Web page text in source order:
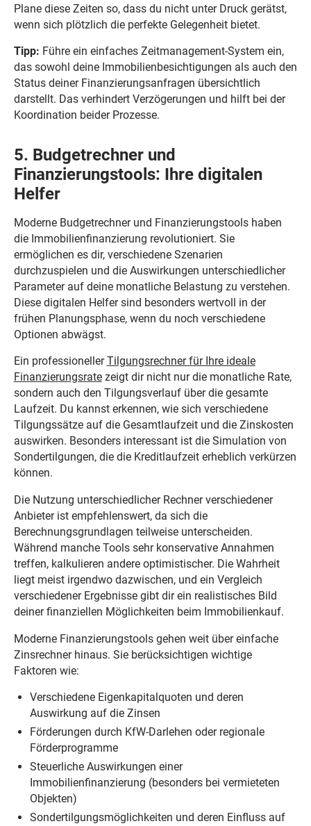
Plane diese Zeiten so, dass du nicht unter Druck gerätst,
wenn sich plötzlich die perfekte Gelegenheit bietet.
Tipp: Führe ein einfaches Zeitmanagement-System ein,
das sowohl deine Immobilienbesichtigungen als auch den
Status deiner Finanzierungsanfragen übersichtlich
darstellt. Das verhindert Verzögerungen und hilft bei der
Koordination beider Prozesse.
5. Budgetrechner und
Finanzierungstools: Ihre digitalen
Helfer
Moderne Budgetrechner und Finanzierungstools haben
die Immobilienfinanzierung revolutioniert. Sie
ermöglichen es dir, verschiedene Szenarien
durchzuspielen und die Auswirkungen unterschiedlicher
Parameter auf deine monatliche Belastung zu verstehen.
Diese digitalen Helfer sind besonders wertvoll in der
frühen Planungsphase, wenn du noch verschiedene
Optionen abwägst.
Ein professionellerTilgungsrechner für Ihre ideale
Finanzierungsratezeigt dir nicht nur die monatliche Rate,
sondern auch den Tilgungsverlauf über die gesamte
Laufzeit. Du kannst erkennen, wie sich verschiedene
Tilgungssätze auf die Gesamtlaufzeit und die Zinskosten
auswirken. Besonders interessant ist die Simulation von
Sondertilgungen, die die Kreditlaufzeit erheblich verkürzen
können.
Die Nutzung unterschiedlicher Rechner verschiedener
Anbieter ist empfehlenswert, da sich die
Berechnungsgrundlagen teilweise unterscheiden.
Während manche Tools sehr konservative Annahmen
treffen, kalkulieren andere optimistischer. Die Wahrheit
liegt meist irgendwo dazwischen, und ein Vergleich
verschiedener Ergebnisse gibt dir ein realistisches Bild
deiner finanziellen Möglichkeiten beim Immobilienkauf.
Moderne Finanzierungstools gehen weit über einfache
Zinsrechner hinaus. Sie berücksichtigen wichtige
Faktoren wie:
Verschiedene Eigenkapitalquoten und deren
Auswirkung auf die Zinsen
Förderungen durch KfW-Darlehen oder regionale
Förderprogramme
Steuerliche Auswirkungen einer
Immobilienfinanzierung (besonders bei vermieteten
Objekten)
Sondertilgungsmöglichkeiten und deren Einfluss auf